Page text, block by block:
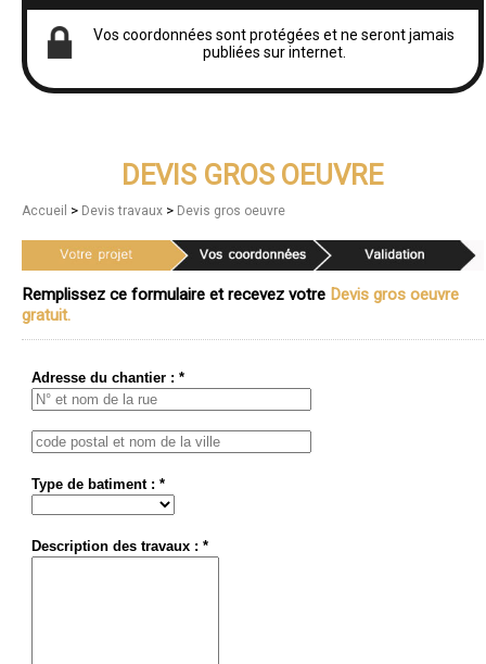
Vos coordonnées sont protégées et ne seront jamais
publiées sur internet.
DEVIS GROS OEUVRE
Accueil > Devis travaux > Devis gros oeuvre
Remplissez ce formulaire et recevez votre Devis gros oeuvre
gratuit.
Adresse du chantier : *
Type de batiment : *
Description des travaux : *